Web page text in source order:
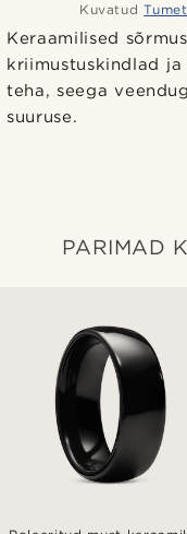
Kuvatud
Keraamilised
kriimustuskindlad
teha, seega
suuruse.
PARIMAD